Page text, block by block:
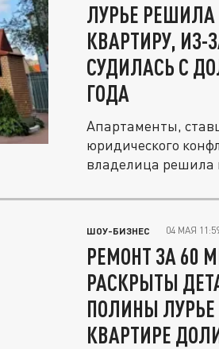
ЛУРЬЕ РЕШИЛА
КВАРТИРУ, ИЗ-
СУДИЛАСЬ С
ГОДА
Апартаменты,
юридического
владелица решила
ШОУ-БИЗНЕС 04 МАЯ
РЕМОНТ ЗА 60
РАСКРЫТЫ
ПОЛИНЫ
КВАРТИРЕ